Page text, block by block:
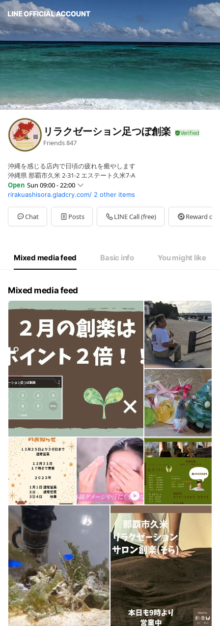
リラクゼーション足つぼ創楽
Friends847
沖縄を感じる店内で日頃の疲れを癒やします
沖縄県 那覇市久米 2-31-2 エステート久米7-A
Open Sun 09:00 - 22:00
Sun09:00 - 22:00
Mon09:00 - 22:00
Tue09:00 - 22:00
Wed09:00 - 22:00
09:00 - 22:00
rirakuashisora.gladcry.com/ 2 other items
Chat Posts LINE Call (free) Reward
Mixed media feed Basic info You might like
Mixed media feed